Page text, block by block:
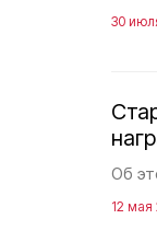
30
Об
12 мая